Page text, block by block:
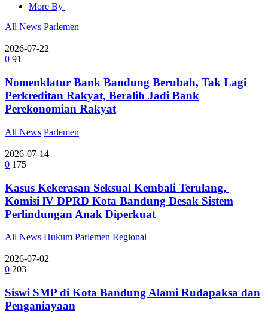
More By
All News Parlemen
2026-07-22
0 91
Nomenklatur Bank Bandung Berubah, Tak Lagi
Perkreditan Rakyat, Beralih Jadi Bank
Perekonomian Rakyat
All News Parlemen
2026-07-14
0 175
Kasus Kekerasan Seksual Kembali Terulang,
Komisi lV DPRD Kota Bandung Desak Sistem
Perlindungan Anak Diperkuat
All News Hukum Parlemen Regional
2026-07-02
0 203
Siswi SMP di Kota Bandung Alami Rudapaksa dan
Penganiayaan